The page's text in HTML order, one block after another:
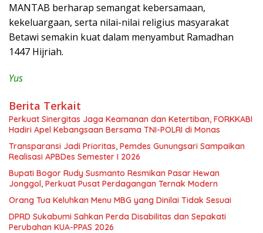
MANTAB berharap semangat kebersamaan,
kekeluargaan, serta nilai-nilai religius masyarakat
Betawi semakin kuat dalam menyambut Ramadhan
1447 Hijriah.
Yus
Berita Terkait
Perkuat Sinergitas Jaga Keamanan dan Ketertiban, FORKKABI
Hadiri Apel Kebangsaan Bersama TNI-POLRI di Monas
Transparansi Jadi Prioritas, Pemdes Gunungsari Sampaikan
Realisasi APBDes Semester I 2026
Bupati Bogor Rudy Susmanto Resmikan Pasar Hewan
Jonggol, Perkuat Pusat Perdagangan Ternak Modern
Orang Tua Keluhkan Menu MBG yang Dinilai Tidak Sesuai
DPRD Sukabumi Sahkan Perda Disabilitas dan Sepakati
Perubahan KUA-PPAS 2026